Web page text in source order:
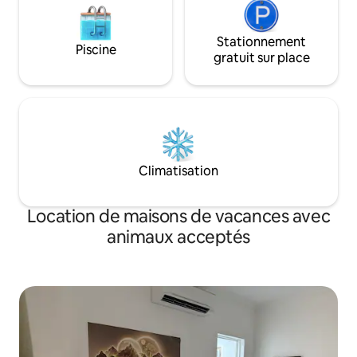
Piscine
Stationnement
gratuit sur place
Climatisation
Location de maisons de vacances avec
animaux acceptés